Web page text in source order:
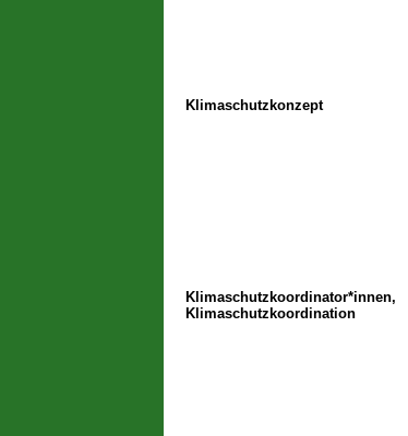
Klimaschutzkonzept
Klimaschutzkoordinator*innen,
Klimaschutzkoordination